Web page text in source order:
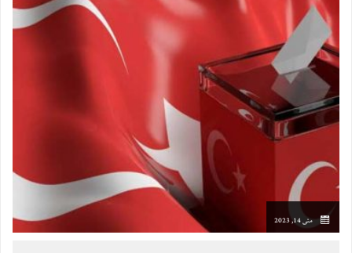
مئی 14, 2023